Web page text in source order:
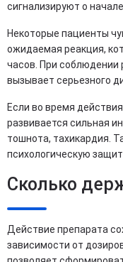
сигнализируют о
Некоторые пациенты
ожидаемая реакция,
часов. При соблюдении
вызывает серьезного
Если во время
развивается сильная
тошнота, тахикардия.
психологическую
Сколько
Действие препарата
зависимости от